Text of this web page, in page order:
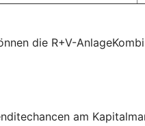
die R+V-
am